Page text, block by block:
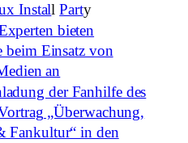
InstallParty
bieten
beim Einsatz von
an
der Fanhilfe des
„Überwachung,
Fankultur“ in den